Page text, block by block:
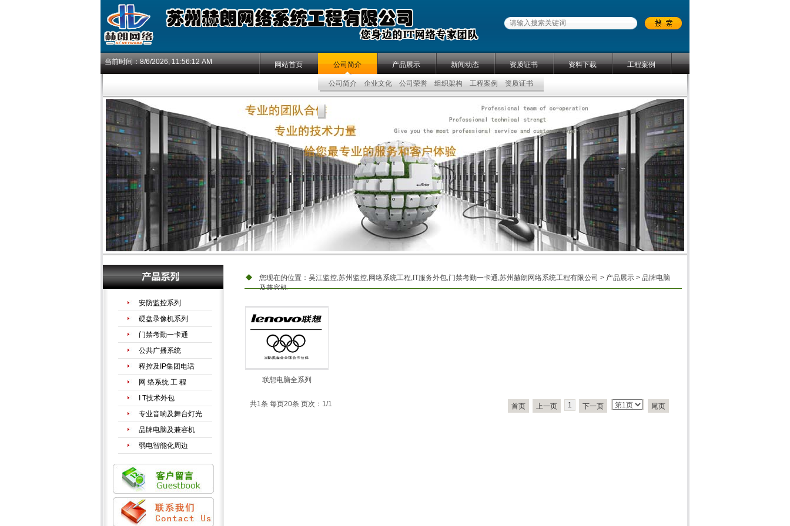
当前时间：8/6/2026, 11:56:12 AM 网站首页 公司简介 产品展示 新闻动态 资质证书 资料下载 工程案例
公司简介 企业文化 公司荣誉 组织架构 工程案例 资质证书
联想电脑全系列
共1条 每页20条 页次：1/1 首页 上一页 1 下一页 尾页
您现在的位置： 吴江监控,苏州监控,网络系统工程,IT服务外包,门禁考勤一卡通,苏州赫朗网络系统工程有限公司 > 产品展示 > 品牌电脑
及兼容机
安防监控系列
硬盘录像机系列
门禁考勤一卡通
公共广播系统
程控及IP集团电话
网 络系统 工 程
I T技术外包
专业音响及舞台灯光
品牌电脑及兼容机
弱电智能化周边